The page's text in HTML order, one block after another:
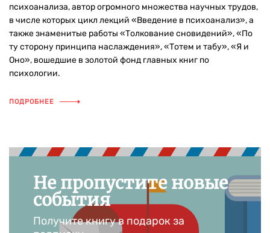
психоанализа, автор огромного множества научных трудов,
в числе которых цикл лекций «Введение в психоанализ», а
также знаменитые работы «Толкование сновидений», «По
ту сторону принципа наслаждения», «Тотем и табу», «Я и
Оно», вошедшие в золотой фонд главных книг по
психологии.
ПОДРОБНЕЕ
Не пропустите новые
события
Получите книгу в подарок за